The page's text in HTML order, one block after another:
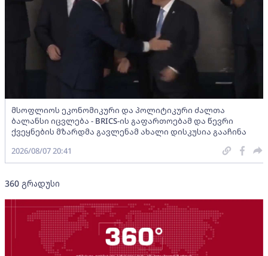
მსოფლიოს ეკონომიკური და პოლიტიკური ძალთა
ბალანსი იცვლება - BRICS-ის გაფართოებამ და წევრი
ქვეყნების მზარდმა გავლენამ ახალი დისკუსია გააჩინა
2026/08/07 20:41
360 გრადუსი